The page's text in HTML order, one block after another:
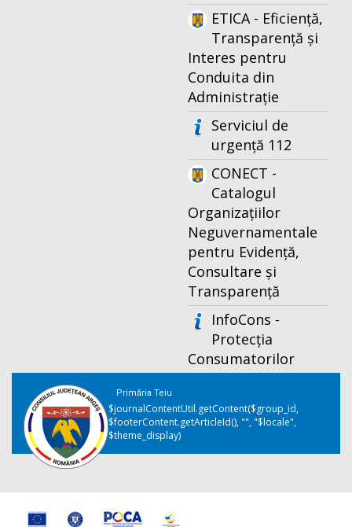
ETICA - Eficiență,
Transparență și
Interes pentru
Conduita din
Administrație
Serviciul de
urgență 112
CONECT -
Catalogul
Organizațiilor
Neguvernamentale
pentru Evidență,
Consultare și
Transparență
InfoCons -
Protecția
Consumatorilor
Primăria Teiu
$journalContentUtil.getContent($group_id,
$footerContent.getArticleId(), "", "$locale",
$theme_display)